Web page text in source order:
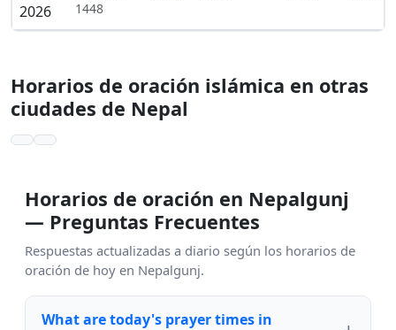
2026
1448
Horarios de oración islámica en otras
ciudades de Nepal
Horarios de oración en Nepalgunj
— Preguntas Frecuentes
Respuestas actualizadas a diario según los horarios de
oración de hoy en Nepalgunj.
What are today's prayer times in